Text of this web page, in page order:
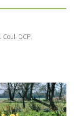
Coul. DCP.